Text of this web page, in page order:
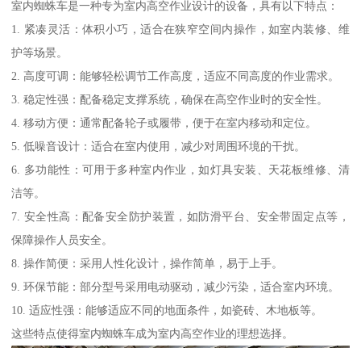
室内蜘蛛车是一种专为室内高空作业设计的设备，具有以下特点：
1. 紧凑灵活：体积小巧，适合在狭窄空间内操作，如室内装修、维
护等场景。
2. 高度可调：能够轻松调节工作高度，适应不同高度的作业需求。
3. 稳定性强：配备稳定支撑系统，确保在高空作业时的安全性。
4. 移动方便：通常配备轮子或履带，便于在室内移动和定位。
5. 低噪音设计：适合在室内使用，减少对周围环境的干扰。
6. 多功能性：可用于多种室内作业，如灯具安装、天花板维修、清
洁等。
7. 安全性高：配备安全防护装置，如防滑平台、安全带固定点等，
保障操作人员安全。
8. 操作简便：采用人性化设计，操作简单，易于上手。
9. 环保节能：部分型号采用电动驱动，减少污染，适合室内环境。
10. 适应性强：能够适应不同的地面条件，如瓷砖、木地板等。
这些特点使得室内蜘蛛车成为室内高空作业的理想选择。